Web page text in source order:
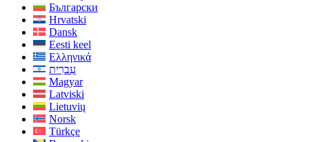
Български
Hrvatski
Dansk
Eesti keel
Ελληνικά
עִברִית
Magyar
Latviski
Lietuvių
Norsk
Türkçe